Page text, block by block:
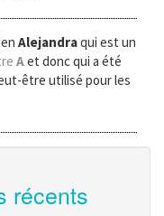
Alejandraqui est un
Aet donc qui a été
être utilisé pour les
récents